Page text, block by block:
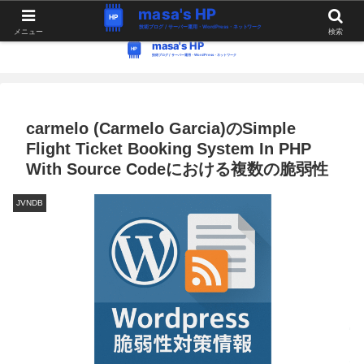
WordPress・Linux関連の情報。つぶやき。
carmelo (Carmelo Garcia)のSimple
Flight Ticket Booking System In PHP
With Source Codeにおける複数の脆弱性
JVNDB
メニュー 検索